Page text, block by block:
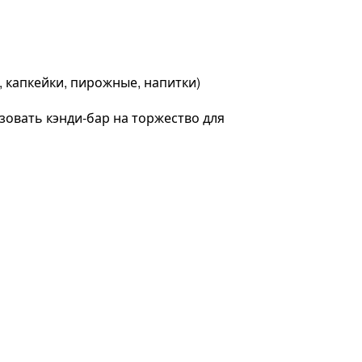
пирожные, напитки)
кэнди-бар на торжество для